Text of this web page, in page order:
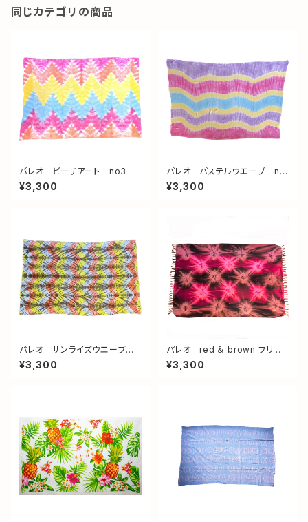
同じカテゴリの商品
パレオ ビーチアート no3
¥3,300
パレオ パステルウエーブ no
1
¥3,300
パレオ サンライズウエーブル
ーツ
¥3,300
パレオ red ＆ brown フリン
ジ付き
¥3,300